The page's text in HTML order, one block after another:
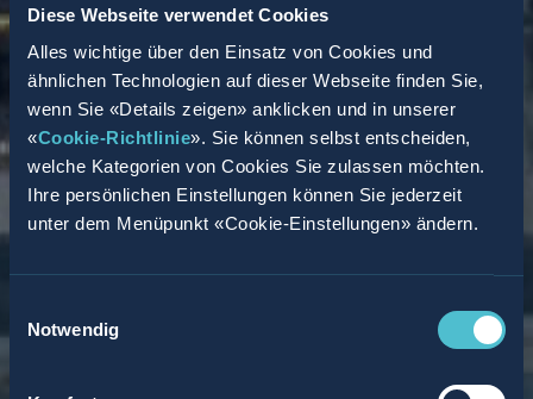
Diese Webseite verwendet Cookies
Alles wichtige über den Einsatz von Cookies und
ähnlichen Technologien auf dieser Webseite finden Sie,
wenn Sie «Details zeigen» anklicken und in unserer
«Cookie-Richtlinie». Sie können selbst entscheiden,
welche Kategorien von Cookies Sie zulassen möchten.
Ihre persönlichen Einstellungen können Sie jederzeit
unter dem Menüpunkt «Cookie-Einstellungen» ändern.
Notwendig